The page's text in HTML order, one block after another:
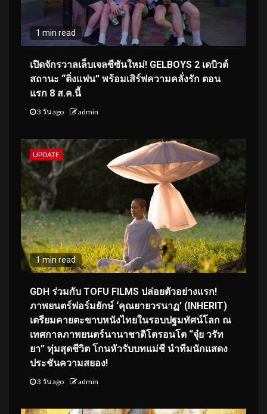
1 min read
เปิดจักรวาลเล็บเจลซีซันใหม่! GELBOYS 2 เดบิวต์
สถานะ “ติ่งแฟน” พร้อมเสิร์ฟความคลั่งรัก ตอน
แรก 8 ส.ค.นี้
3 วัน ago admin
UPDATE
1 min read
GDH ร่วมกับ TOFU FILMS ปล่อยตัวอย่างแรก!
ภาพยนตร์ฟอร์มยักษ์ ‘คุณยายวรนาฏ’ (INHERIT)
เตรียมคายตะขาบหนังไทยในรอบปฐมทัศน์โลก ณ
เทศกาลภาพยนตร์นานาชาติโตรอนโต “จุ๋ย วรัท
ยา” ทุ่มสุดชีวิต โกนหัวรับบทแม่ชี นำทีมนักแสดง
ประชันความสยอง!
3 วัน ago admin